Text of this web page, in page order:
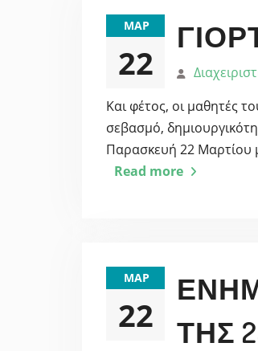
ΜΑΡ
22
Και φέτος, οι μαθητές
σεβασμό,
Παρασκευή 22 Μαρτίου
Read more
ΜΑΡ
22
ΤΗΣ